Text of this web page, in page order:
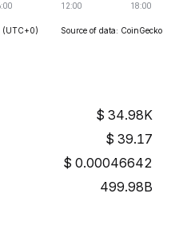
(UTC+0) Source of data: CoinGecko
34.98K
39.17
0.00046642
499.98B